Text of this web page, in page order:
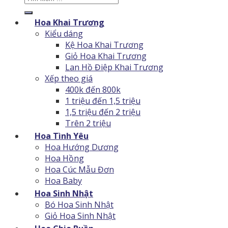
kiếm:
Hoa Khai Trương
Kiểu dáng
Kệ Hoa Khai Trương
Giỏ Hoa Khai Trương
Lan Hồ Điệp Khai Trương
Xếp theo giá
400k đến 800k
1 triệu đến 1,5 triệu
1,5 triệu đến 2 triệu
Trên 2 triệu
Hoa Tình Yêu
Hoa Hướng Dương
Hoa Hồng
Hoa Cúc Mẫu Đơn
Hoa Baby
Hoa Sinh Nhật
Bó Hoa Sinh Nhật
Giỏ Hoa Sinh Nhật